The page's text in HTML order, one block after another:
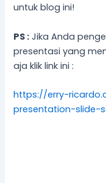
untuk blog ini!
PS : Jika Anda
presentasi yang
aja klik link ini :
https://erry-
presentation-slide-